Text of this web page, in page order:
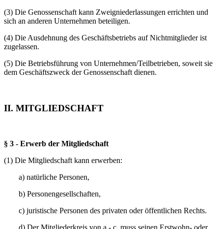
(3) Die Genossenschaft kann Zweigniederlassungen errichten und
sich an anderen Unternehmen beteiligen.
(4) Die Ausdehnung des Geschäftsbetriebs auf Nichtmitglieder ist
zugelassen.
(5) Die Betriebsführung von Unternehmen/Teilbetrieben, soweit sie
dem Geschäftszweck der Genossenschaft dienen.
II. MITGLIEDSCHAFT
§ 3 - Erwerb der Mitgliedschaft
(1) Die Mitgliedschaft kann erwerben:
a) natürliche Personen,
b) Personengesellschaften,
c) juristische Personen des privaten oder öffentlichen Rechts.